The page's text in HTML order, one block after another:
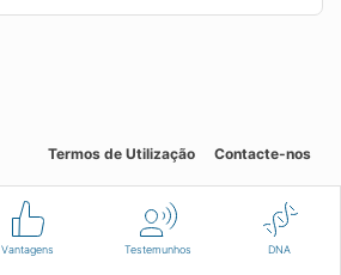
Vantagens Testemunhos DNA
Termos de Utilização Contacte-nos